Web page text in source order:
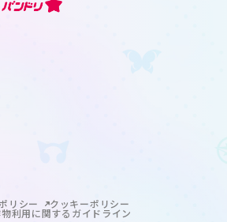
リシー クッキーポリシー
利用に関するガイドライン